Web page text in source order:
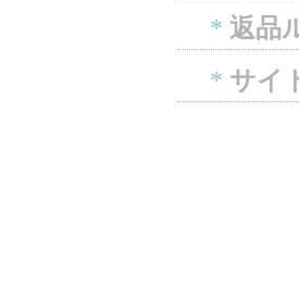
* 返品
* サイ